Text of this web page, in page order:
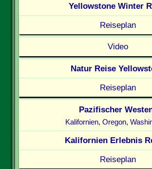
Yellowstone Winter
Reiseplan
Video
Natur Reise
Reiseplan
Pazifischer
Kalifornien, Oregon,
Kalifornien Erlebnis
Reiseplan